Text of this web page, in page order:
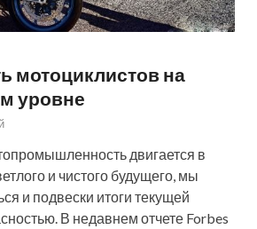
мотоциклистов на
уровне
двигается в
и чистого будущего, мы
и подвески итоги текущей
В недавнем отчете Forbes